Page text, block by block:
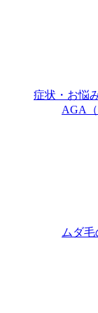
症状・お悩
AGA
ムダ